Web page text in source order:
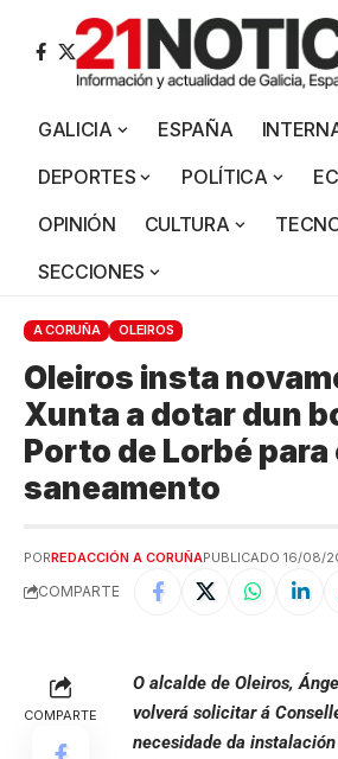
GALICIA ESPAÑA
DEPORTES
POLÍTICA
OPINIÓN
CULTURA
SECCIONES
A CORUÑA OLEIROS
Oleiros insta
Xunta a dotar dun
Porto de Lorbé para
saneamento
PORREDACCIÓN A CORUÑAPUBLICADO 16/08/
COMPARTE
COMPARTE
O alcalde de Oleiros,
volverá solicitar á
necesidade da